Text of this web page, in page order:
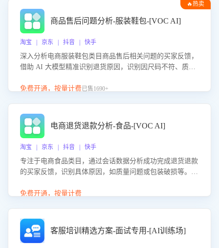
🔥热卖
商品售后问题分析-服装鞋包-[VOC AI]
淘宝 | 京东 | 抖音 | 快手
深入分析电商服装鞋包类目商品售后相关问题的买家反馈，
借助 AI 大模型精准识别退货原因，识别因尺码不符、质量
议，助力商家优化产品或服务，实现销售额的显著提升。
免费开通，按量计费已售1690+
电商退货退款分析-食品-[VOC AI]
淘宝 | 京东 | 抖音 | 快手
专注于电商食品类目，通过会话数据分析成功完成退货退款
的买家反馈，识别具体原因，如质量问题或包装破损等。结
商家降低退款率，提升售后效率。
免费开通，按量计费
客服培训精选方案-面试专用-[AI训练场]